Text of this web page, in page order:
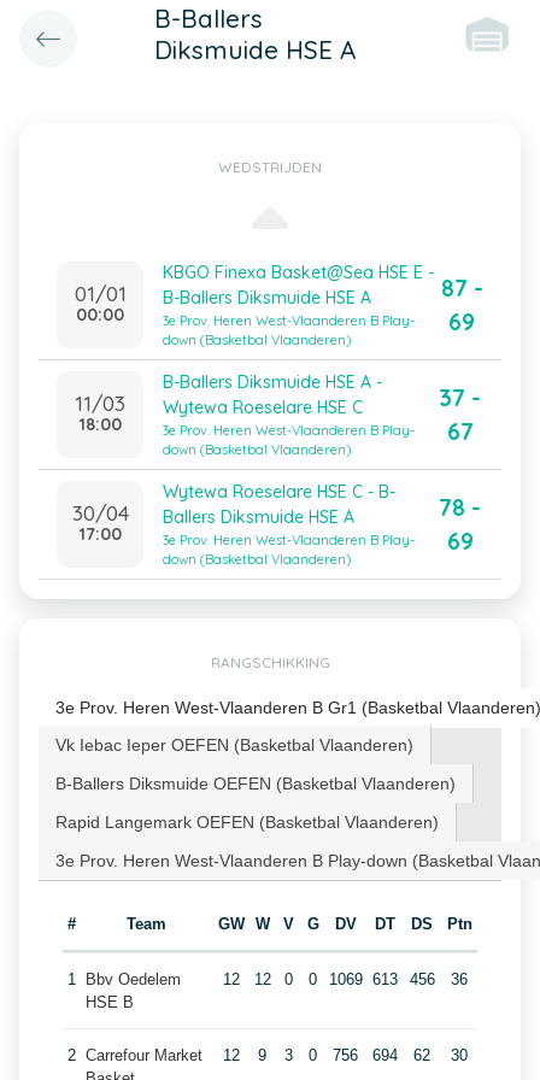
B-Ballers
Diksmuide HSE A
WEDSTRIJDEN
01/01
00:00
KBGO Finexa Basket@Sea HSE E -
B-Ballers Diksmuide HSE A
3e Prov. Heren West-Vlaanderen B Play-
down (Basketbal Vlaanderen)
87 -
69
11/03
18:00
B-Ballers Diksmuide HSE A -
Wytewa Roeselare HSE C
3e Prov. Heren West-Vlaanderen B Play-
down (Basketbal Vlaanderen)
37 -
67
30/04
17:00
Wytewa Roeselare HSE C - B-
Ballers Diksmuide HSE A
3e Prov. Heren West-Vlaanderen B Play-
down (Basketbal Vlaanderen)
78 -
69
RANGSCHIKKING
3e Prov. Heren West-Vlaanderen B Gr1 (Basketbal Vlaanderen)
Vk Iebac Ieper OEFEN (Basketbal Vlaanderen)
B-Ballers Diksmuide OEFEN (Basketbal Vlaanderen)
Rapid Langemark OEFEN (Basketbal Vlaanderen)
3e Prov. Heren West-Vlaanderen B Play-down (Basketbal
# Team GW W V G DV DT DS Ptn
1
Bbv Oedelem
HSE B
12 12 0 0 1069 613 456 36
2 Carrefour Market
12 9 3 0 756 694 62 30